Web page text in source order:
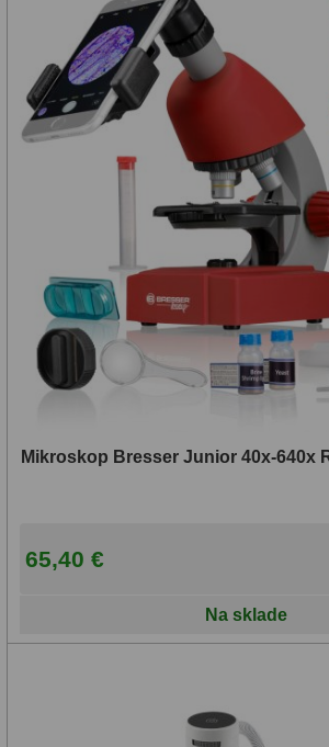
Mikroskop Bresser Junior 40x-640x
65,40 €
Na sklade